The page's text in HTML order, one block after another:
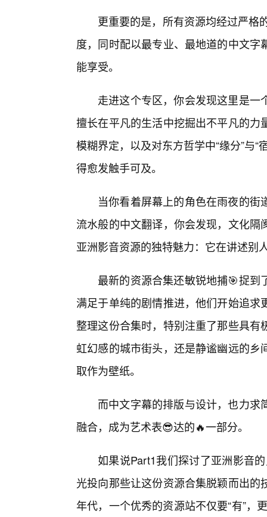
更重要的是，所有资源均经过严格
度，同时配以最专业、最地道的中文
能享受。
走进这个专区，你会发现这里是
擅长在平凡的生活中挖掘出不平凡的
模糊界定，以及对东方哲学中“缘分”与
得愈发触手可及。
当你看着屏幕上的角色在雨夜的
流水般的中文翻译，你会发现，文化
亚洲影音资源的独特魅力：它在讲述别
最新的资源合集还敏锐地捕🎯捉到
满足于单纯的剧情推进，他们开始追
整理这份合集时，特别注重了那些具
虹幻感的城市街头，还是静谧幽远的
取作为壁纸。
而中文字幕的排版与设计，也力
融合，成为艺术表😎达的🔥一部分。
如果说Part1我们探讨了亚洲影音
光投向那些让这份资源合集脱颖而出
年代，一个优秀的资源站不仅要“有”，